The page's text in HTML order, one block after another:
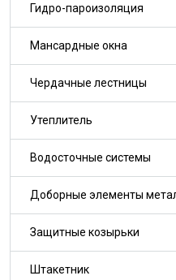
Гидро-пароизоляция
Мансардные окна
Чердачные лестницы
Утеплитель
Водосточные системы
Доборные элементы
Защитные козырьки
Штакетник